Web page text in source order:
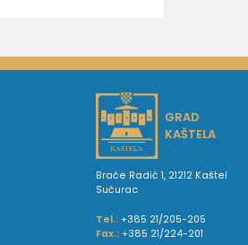
GRAD
KAŠTELA
Braće Radić 1, 21212 Kaštel
Sućurac
Tel.: +385 21/205-205
Fax.: +385 21/224-201